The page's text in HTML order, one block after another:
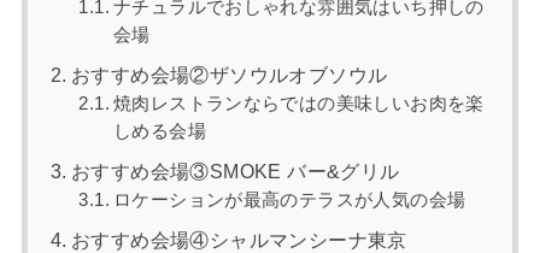
ナチュラルでおしゃれな雰囲気はいち押しの
会場
おすすめ会場②ザソウルオブソウル
焼肉レストランならではの美味しいお肉を楽
しめる会場
おすすめ会場③SMOKE バー&グリル
ロケーションが最高のテラスが人気の会場
おすすめ会場④シャルマンシーナ東京